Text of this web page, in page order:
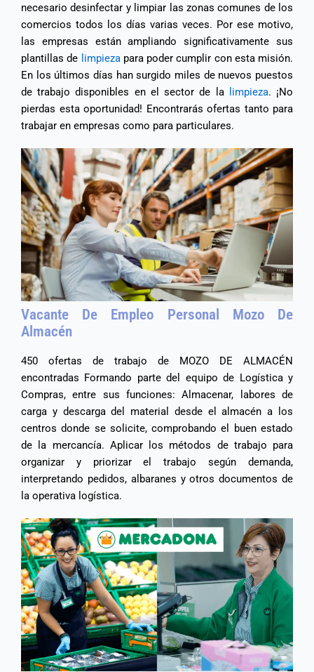
necesario desinfectar y limpiar las zonas comunes de los
comercios todos los días varias veces. Por ese motivo,
las empresas están ampliando significativamente sus
plantillas de limpiezapara poder cumplir con esta misión.
En los últimos días han surgido miles de nuevos puestos
de trabajo disponibles en el sector de la
limpieza. ¡No
pierdas esta oportunidad! Encontrarás ofertas tanto para
trabajar en empresas como para particulares.
Vacante De Empleo Personal Mozo De
Almacén
450 ofertas de trabajo de MOZO DE ALMACÉN
encontradas Formando parte del equipo de Logística y
Compras, entre sus funciones: Almacenar, labores de
carga y descarga del material desde el almacén a los
centros donde se solicite, comprobando el buen estado
de la mercancía. Aplicar los métodos de trabajo para
organizar y priorizar el trabajo según demanda,
interpretando pedidos, albaranes y otros documentos de
la operativa logística.